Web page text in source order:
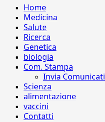
Home
Medicina
Salute
Ricerca
Genetica
biologia
Com. Stampa
Invia Comunicati
Scienza
alimentazione
vaccini
Contatti